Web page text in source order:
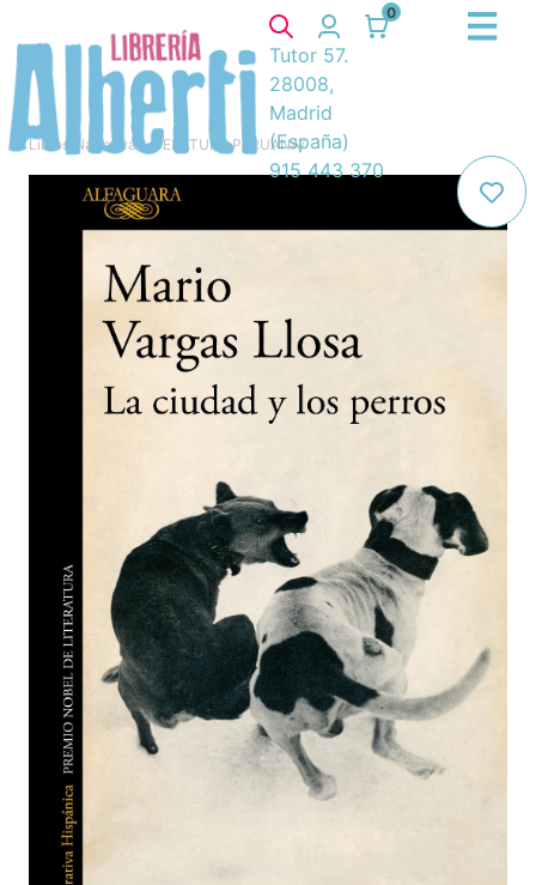
0
Tutor 57.
28008,
Madrid
(España)
915 443 370
Libros Narrativa/ LITERATURA PERUANA/